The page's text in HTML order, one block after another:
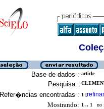
Base de dados : article
Pesquisa :
Refer�ncias encontradas : 1 [refinar
Mostrando: 1 .. 1 no